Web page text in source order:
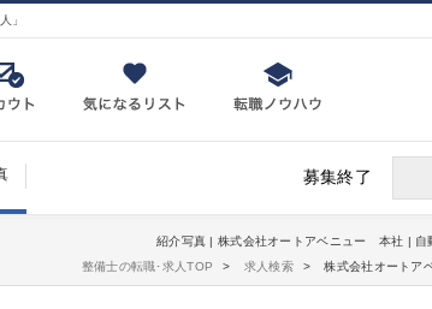
」
募集終了
紹介写真 | 株式会社オートアベニュー 本社 | 自
整備士の転職･求人TOP
求人検索 株式会社オートア